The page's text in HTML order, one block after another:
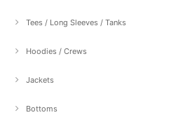
Tees / Long Sleeves / Tanks
Hoodies / Crews
Jackets
Bottoms